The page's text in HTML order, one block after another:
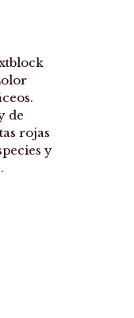
de
rojas
y